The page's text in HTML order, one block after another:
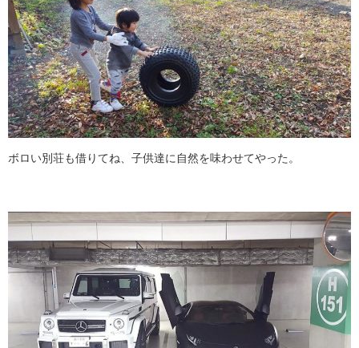
ボロい別荘も借りてね、子供達に自然を味わせてやった。